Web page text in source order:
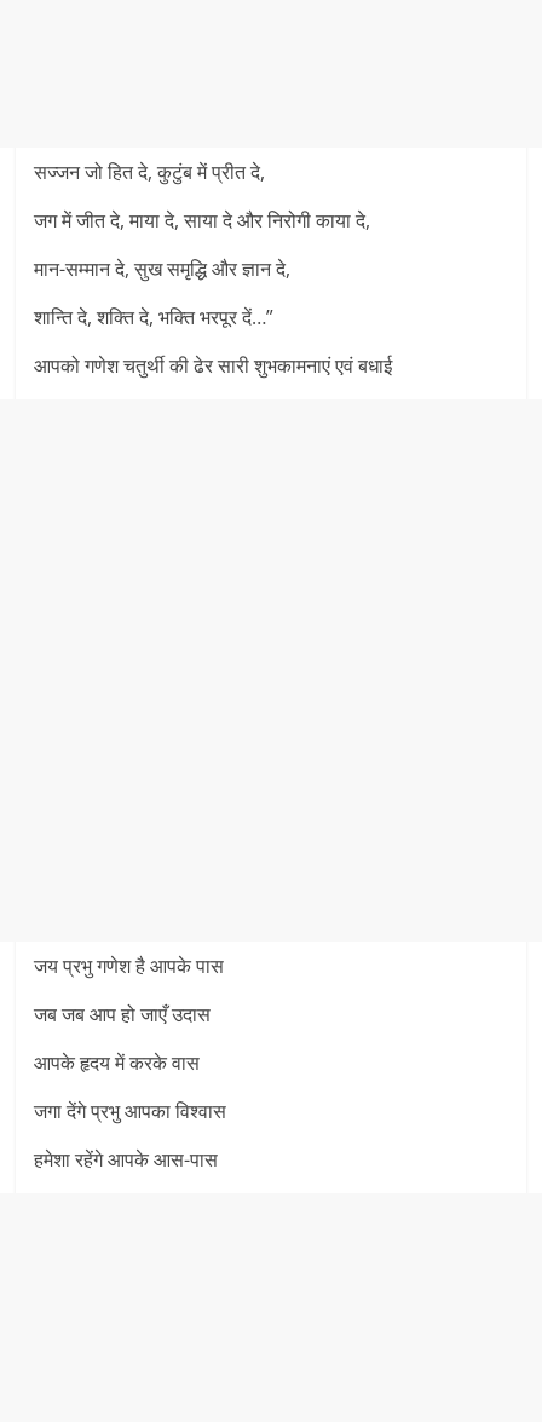
सज्जन जो हित दे, कुटुंब में प्रीत दे,
जग में जीत दे, माया दे, साया दे और निरोगी काया दे,
मान-सम्मान दे, सुख समृद्धि और ज्ञान दे,
शान्ति दे, शक्ति दे, भक्ति भरपूर दें…”
आपको गणेश चतुर्थी की ढेर सारी शुभकामनाएं एवं बधाई
जय प्रभु गणेश है आपके पास
जब जब आप हो जाएँ उदास
आपके हृदय में करके वास
जगा देंगे प्रभु आपका विश्वास
हमेशा रहेंगे आपके आस-पास